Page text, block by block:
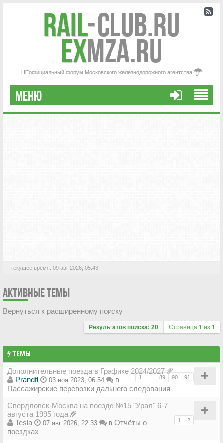
Rail-Club.RU
exMZA.RU
НЕофициальный форум Московского железнодорожного агентства
МЕНЮ
РЕГИСТРАЦИЯ
Текущее время: 09 авг 2026, 05:43
АКТИВНЫЕ ТЕМЫ
Вернуться к расширенному поиску
Результатов поиска: 20 Страница 1 из 1
ТЕМЫ
Дополнительные поезда в Графике 2024/2027
1 89 90 91
Prandtl 03 ноя 2023, 06:54
в
Пассажирские перевозки дальнего следования
Свердловск-Москва на поезде №15 "Урал" 6-7
августа 1995 года
1 2
Tesla 07 авг 2026, 22:33 в Отчёты о
поездках